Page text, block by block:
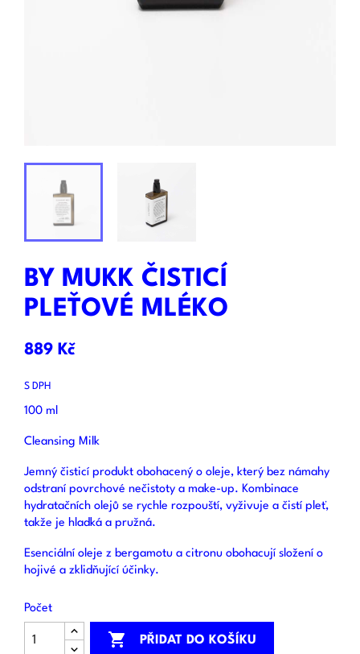
BY MUKK ČISTICÍ
PLEŤOVÉ MLÉKO
889 Kč
S DPH
100 ml
Cleansing Milk
Jemný čisticí produkt obohacený o oleje, který bez námahy
odstraní povrchové nečistoty a make-up. Kombinace
hydratačních olejů se rychle rozpouští, vyživuje a čistí pleť,
takže je hladká a pružná.
Esenciální oleje z bergamotu a citronu obohacují složení o
hojivé a zklidňující účinky.
Počet
 PŘIDAT DO KOŠÍKU